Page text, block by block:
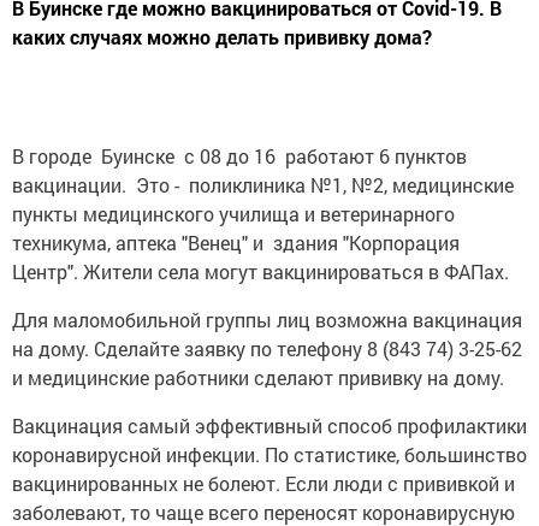
В Буинске где можно вакцинироваться от Covid-19. В
каких случаях можно делать прививку дома?
В городе Буинске с 08 до 16 работают 6 пунктов
вакцинации. Это - поликлиника №1, №2, медицинские
пункты медицинского училища и ветеринарного
техникума, аптека "Венец" и здания "Корпорация
Центр". Жители села могут вакцинироваться в ФАПах.
Для маломобильной группы лиц возможна вакцинация
на дому. Сделайте заявку по телефону 8 (843 74) 3-25-62
и медицинские работники сделают прививку на дому.
Вакцинация самый эффективный способ профилактики
коронавирусной инфекции. По статистике, большинство
вакцинированных не болеют. Если люди с прививкой и
заболевают, то чаще всего переносят коронавирусную